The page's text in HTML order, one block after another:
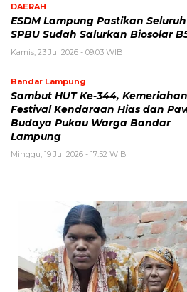
DAERAH
ESDM Lampung Pastikan Seluruh
SPBU Sudah Salurkan Biosolar
Kamis, 23 Jul 2026 - 09:03 WIB
Bandar Lampung
Sambut HUT Ke-344, Kemeriahan
Festival Kendaraan Hias dan
Budaya Pukau Warga Bandar
Lampung
Minggu, 19 Jul 2026 - 17:52 WIB